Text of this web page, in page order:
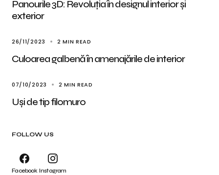
Panourile 3D: Revoluția în designul interior și
exterior
26/11/2023 2 MIN READ
Culoarea galbenă în amenajările de interior
07/10/2023 2 MIN READ
Uși de tip filomuro
FOLLOW US
Facebook Instagram